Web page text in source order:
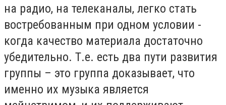
на радио, на телеканалы, легко стать
востребованным при одном условии -
когда качество материала достаточно
убедительно. Т.е. есть два пути развития
группы – это группа доказывает, что
именно их музыка является